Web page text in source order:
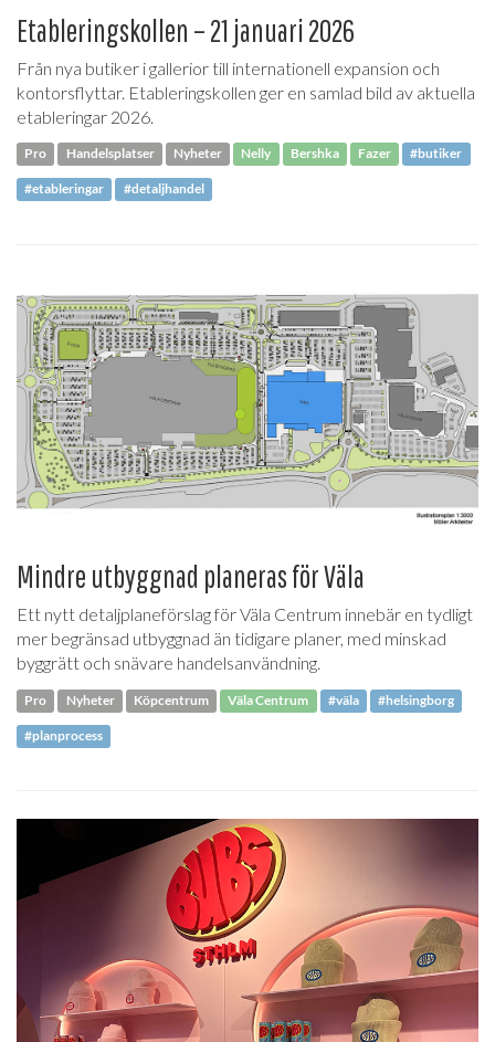
Etableringskollen – 21 januari 2026
Från nya butiker i gallerior till internationell expansion och
kontorsflyttar. Etableringskollen ger en samlad bild av aktuella
etableringar 2026.
Pro Handelsplatser Nyheter Nelly Bershka Fazer #butiker
#etableringar #detaljhandel
Mindre utbyggnad planeras för Väla
Ett nytt detaljplaneförslag för Väla Centrum innebär en tydligt
mer begränsad utbyggnad än tidigare planer, med minskad
byggrätt och snävare handelsanvändning.
Pro Nyheter Köpcentrum Väla Centrum #väla #helsingborg
#planprocess